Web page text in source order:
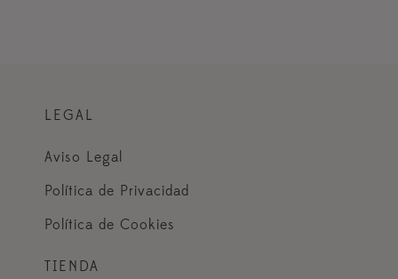
LEGAL
Aviso Legal
Política de Privacidad
Política de Cookies
TIENDA